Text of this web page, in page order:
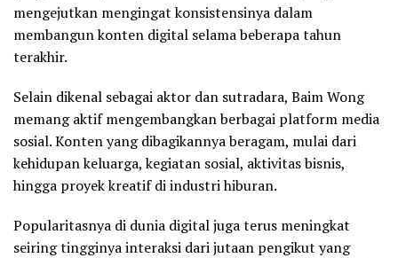
mengejutkan mengingat konsistensinya dalam
membangun konten digital selama beberapa tahun
terakhir.
Selain dikenal sebagai aktor dan sutradara, Baim Wong
memang aktif mengembangkan berbagai platform media
sosial. Konten yang dibagikannya beragam, mulai dari
kehidupan keluarga, kegiatan sosial, aktivitas bisnis,
hingga proyek kreatif di industri hiburan.
Popularitasnya di dunia digital juga terus meningkat
seiring tingginya interaksi dari jutaan pengikut yang